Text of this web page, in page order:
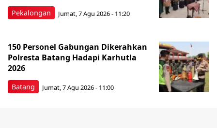
Pekalongan Jumat, 7 Agu 2026 - 11:20
Batang
150 Personel Gabungan Dikerahkan
Polresta Batang Hadapi Karhutla
2026
Jumat, 7 Agu 2026 - 11:00